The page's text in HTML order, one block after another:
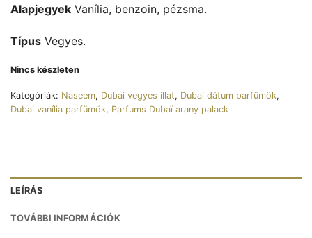
Alapjegyek Vanília, benzoin, pézsma.
Típus Vegyes.
Nincs készleten
Kategóriák: Naseem, Dubai vegyes illat, Dubai dátum parfümök,
Dubai vanília parfümök, Parfums Dubaï arany palack
LEÍRÁS
TOVÁBBI INFORMÁCIÓK